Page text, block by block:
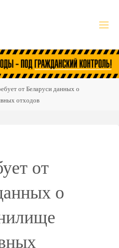
от Беларуси данных о
отходов
от
о